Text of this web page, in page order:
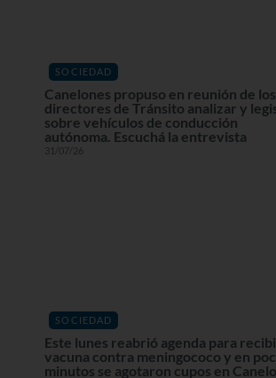
SOCIEDAD
Canelones propuso en reunión de
directores de Tránsito analizar y
sobre vehículos de conducción
autónoma. Escuchá la entrevista
31/07/26
SOCIEDAD
Este lunes reabrió agenda para
vacuna contra meningococo y en
minutos se agotaron cupos en